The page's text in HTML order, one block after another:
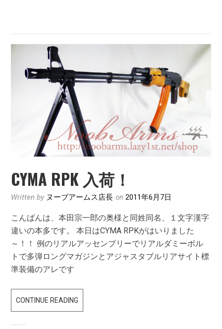
CYMA RPK 入荷！
Written by ヌーブアームス店長 on2011年6月7日
こんばんは、本田宗一郎の奥様と同姓同名、１文字漢字
違いの本多です。 本日はCYMA RPKがはいりました
～！！ 例のリアルアッセンブリーでリアルダミーボル
トで多弾ロングマガジンとアジャスタブルリアサイト標
準装備のアレです
CONTINUE READING
RPK